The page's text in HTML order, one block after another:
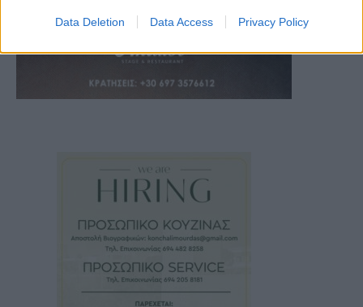
Data Deletion Data Access Privacy Policy